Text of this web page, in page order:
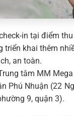
in tại điểm
triển khai thêm
an toàn.
tâm MM
Phú Nhuận (22
9, quận 3).